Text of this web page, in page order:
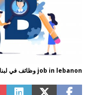
job in lebanon وظائف في لبنان